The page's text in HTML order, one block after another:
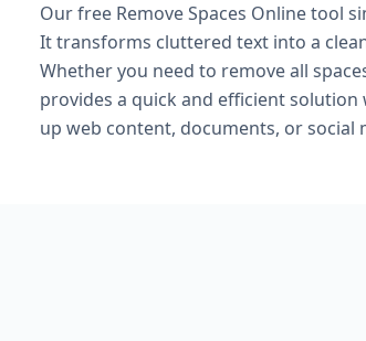
Our free Remove Spaces Online tool
It transforms cluttered text into a
Whether you need to remove all
provides a quick and efficient
up web content, documents, or social